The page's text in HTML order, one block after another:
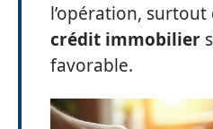
l’opération, surtout
crédit immobilier
favorable.